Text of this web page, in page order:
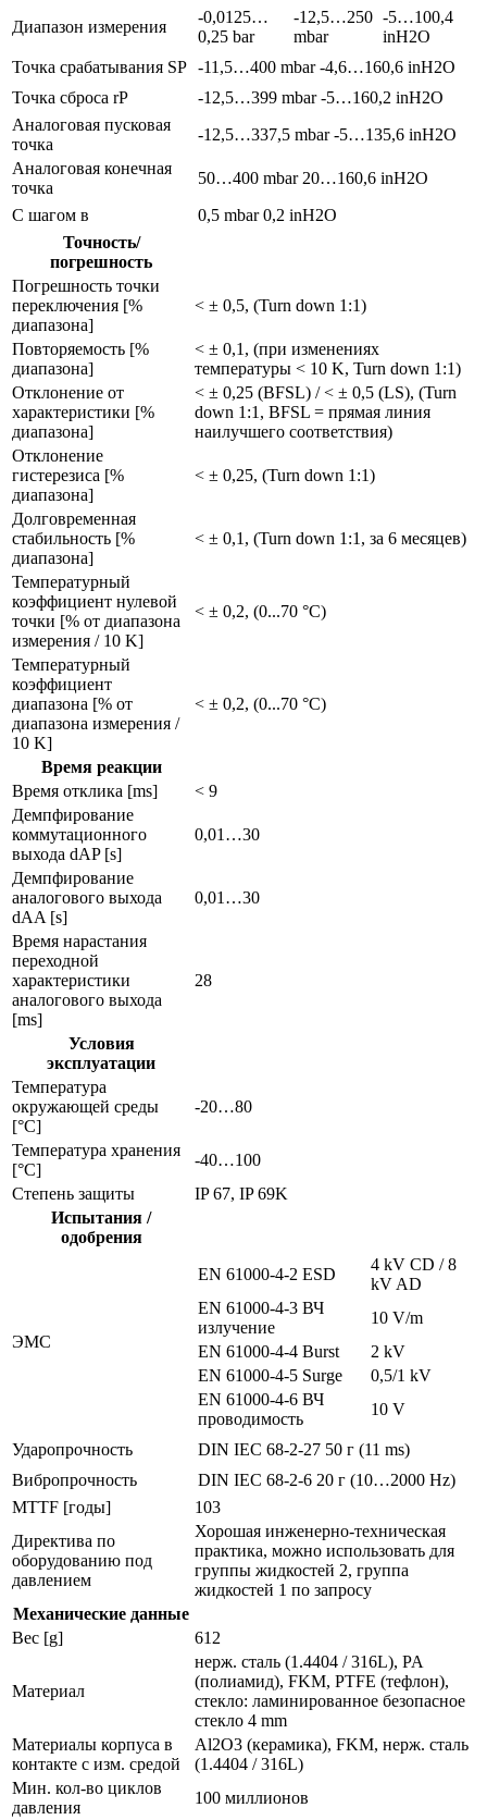
Диапазон измерения
-0,0125…
0,25 bar
-12,5…250
mbar
-5…100,4
inH2O
Точка срабатывания SP -11,5…400 mbar -4,6…160,6 inH2O
Точка сброса rP
-12,5…399 mbar -5…160,2 inH2O
Aналоговая пусковая
точка
-12,5…337,5 mbar -5…135,6 inH2O
Aналоговая конечная
точка
50…400 mbar 20…160,6 inH2O
С шагом в
0,5 mbar 0,2 inH2O
Точность/
погрешность
Погрешность точки
переключения [%
диапазона]
< ± 0,5, (Turn down 1:1)
Повторяемость [%
диапазона]
< ± 0,1, (при изменениях
температуры < 10 K, Turn down 1:1)
Отклонение от
характеристики [%
диапазона]
< ± 0,25 (BFSL) / < ± 0,5 (LS), (Turn
down 1:1, BFSL = прямая линия
наилучшего соответствия)
Отклонение
гистерезиса [%
диапазона]
< ± 0,25, (Turn down 1:1)
Долговременная
стабильность [%
диапазона]
< ± 0,1, (Turn down 1:1, за 6 месяцев)
Температурный
коэффициент нулевой
точки [% от диапазона
измерения / 10 K]
< ± 0,2, (0...70 °C)
Температурный
коэффициент
диапазона [% от
диапазона измерения /
10 K]
< ± 0,2, (0...70 °C)
Время реакции
Время отклика [ms]
< 9
Демпфирование
коммутационного
выхода dAP [s]
0,01…30
Демпфирование
аналогового выхода
dAA [s]
0,01…30
Время нарастания
переходной
характеристики
аналогового выхода
[ms]
28
Условия
эксплуатации
Температура
окружающей среды
[°C]
-20…80
Температура хранения
[°C]
-40…100
Степень защиты
IP 67, IP 69K
Испытания /
одобрения
ЭMC
EN 61000-4-2 ESD
4 kV CD / 8
kV AD
EN 61000-4-3 ВЧ
излучение
10 V/m
EN 61000-4-4 Burst
2 kV
EN 61000-4-5 Surge
0,5/1 kV
EN 61000-4-6 ВЧ
проводимость
10 V
Ударопрочность DIN IEC 68-2-27 50 г (11 ms)
Вибропрочность
DIN IEC 68-2-6 20 г (10…2000 Hz)
MTTF [годы]
103
Директива по
оборудованию под
давлением
Хорошая инженерно-техническая
практика, можно использовать для
группы жидкостей 2, группа
жидкостей 1 по запросу
Механические данные
Вес [g]
612
Материал
нерж. сталь (1.4404 / 316L), PA
(полиамид), FKM, PTFE (тефлон),
стекло: ламинированное безопасное
стекло 4 mm
Материалы корпуса в
контакте с изм. средой
Al2O3 (керамика), FKM, нерж. сталь
(1.4404 / 316L)
Мин. кол-во циклов
давления
100 миллионов